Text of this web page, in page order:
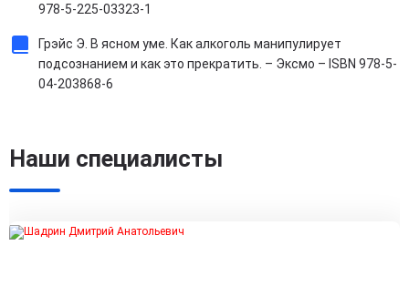
978-5-225-03323-1
Грэйс Э. В ясном уме. Как алкоголь манипулирует
подсознанием и как это прекратить. – Эксмо – ISBN 978-5-
04-203868-6
Наши специалисты